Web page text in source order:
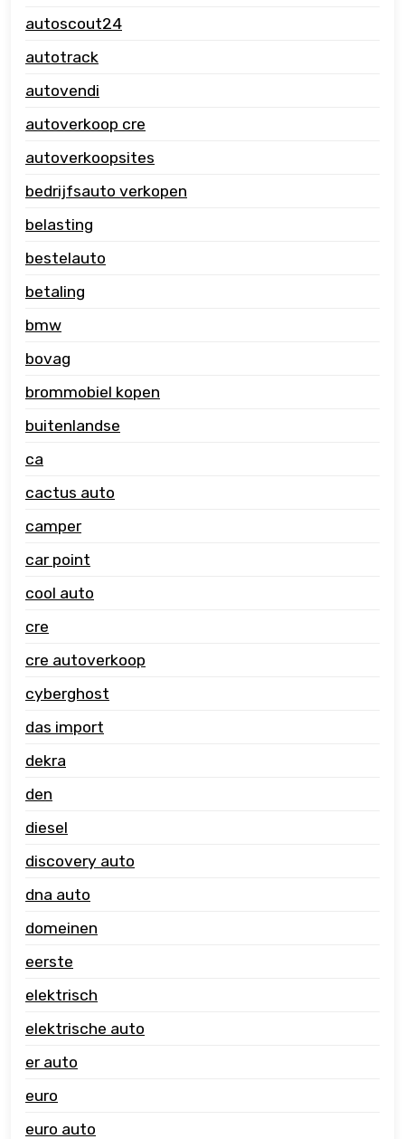
autoscout24
autotrack
autovendi
autoverkoop cre
autoverkoopsites
bedrijfsauto verkopen
belasting
bestelauto
betaling
bmw
bovag
brommobiel kopen
buitenlandse
ca
cactus auto
camper
car point
cool auto
cre
cre autoverkoop
cyberghost
das import
dekra
den
diesel
discovery auto
dna auto
domeinen
eerste
elektrisch
elektrische auto
er auto
euro
euro auto